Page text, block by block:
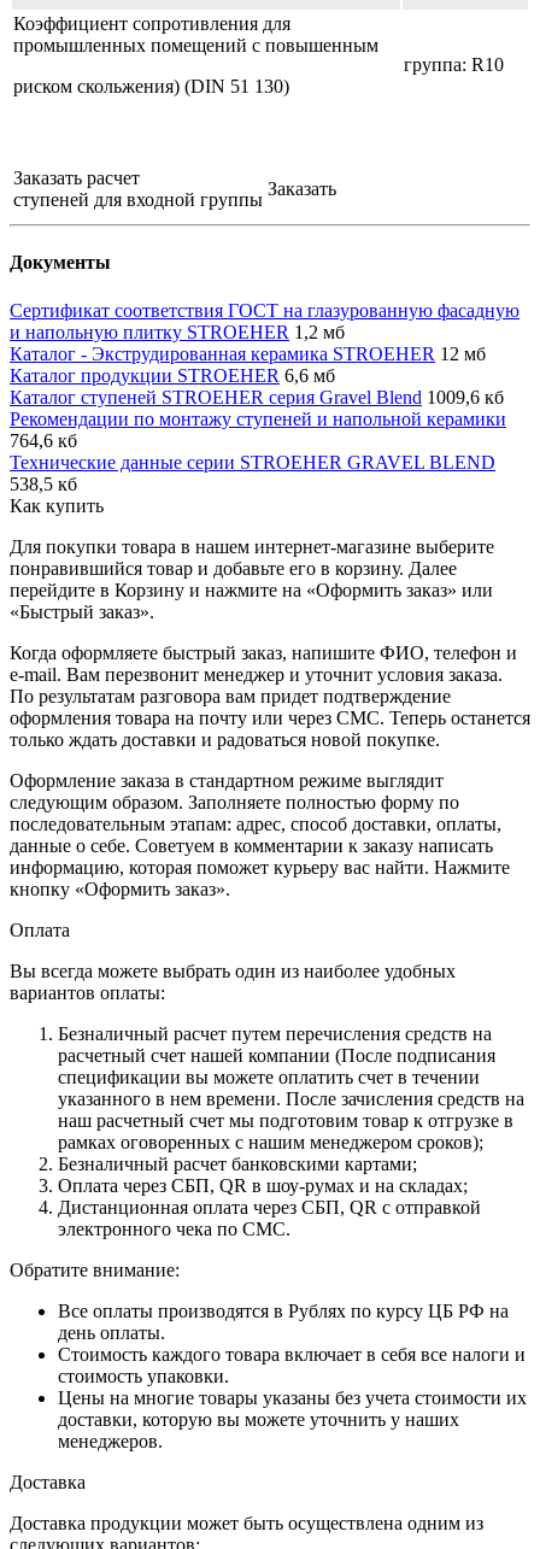
Коэффициент сопротивления для
промышленных помещений с повышенным
риском скольжения) (DIN 51 130)
группа: R10
Заказать расчет
ступеней для входной группы
Заказать
Документы
Сертификат соответствия ГОСТ на глазурованную фасадную
и напольную плитку STROEHER 1,2 мб
Каталог - Экструдированная керамика STROEHER 12 мб
Каталог продукции STROEHER 6,6 мб
Каталог ступеней STROEHER серия Gravel Blend 1009,6 кб
Рекомендации по монтажу ступеней и напольной керамики
764,6 кб
Технические данные серии STROEHER GRAVEL BLEND
538,5 кб
Как купить
Для покупки товара в нашем интернет-магазине выберите
понравившийся товар и добавьте его в корзину. Далее
перейдите в Корзину и нажмите на «Оформить заказ» или
«Быстрый заказ».
Когда оформляете быстрый заказ, напишите ФИО, телефон и
e-mail. Вам перезвонит менеджер и уточнит условия заказа.
По результатам разговора вам придет подтверждение
оформления товара на почту или через СМС. Теперь останется
только ждать доставки и радоваться новой покупке.
Оформление заказа в стандартном режиме выглядит
следующим образом. Заполняете полностью форму по
последовательным этапам: адрес, способ доставки, оплаты,
данные о себе. Советуем в комментарии к заказу написать
информацию, которая поможет курьеру вас найти. Нажмите
кнопку «Оформить заказ».
Оплата
Вы всегда можете выбрать один из наиболее удобных
вариантов оплаты:
Безналичный расчет путем перечисления средств на
расчетный счет нашей компании (После подписания
спецификации вы можете оплатить счет в течении
указанного в нем времени. После зачисления средств на
наш расчетный счет мы подготовим товар к отгрузке в
рамках оговоренных с нашим менеджером сроков);
Безналичный расчет банковскими картами;
Оплата через СБП, QR в шоу-румах и на складах;
Дистанционная оплата через СБП, QR с отправкой
электронного чека по СМС.
Обратите внимание:
Все оплаты производятся в Рублях по курсу ЦБ РФ на
день оплаты.
Стоимость каждого товара включает в себя все налоги и
стоимость упаковки.
Цены на многие товары указаны без учета стоимости их
доставки, которую вы можете уточнить у наших
менеджеров.
Доставка
Доставка продукции может быть осуществлена одним из
следующих вариантов: